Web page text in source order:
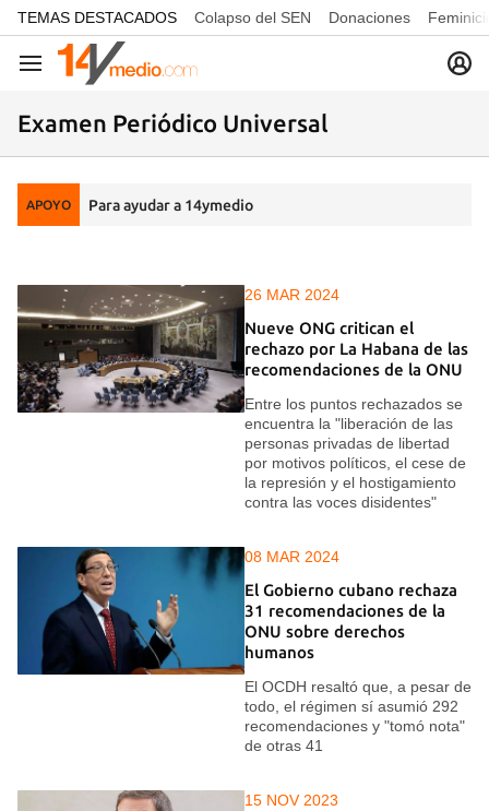
common.go-to-content
TEMAS DESTACADOS Colapso del SEN Donaciones
Navegación
Examen Periódico Universal
APOYO Para ayudar a 14ymedio
26 MAR 2024
Nueve ONG critican el
rechazo por La Habana de las
recomendaciones de la ONU
Entre los puntos rechazados se
encuentra la "liberación de las
personas privadas de libertad
por motivos políticos, el cese de
la represión y el hostigamiento
contra las voces disidentes"
08 MAR 2024
El Gobierno cubano rechaza
31 recomendaciones de la
ONU sobre derechos
humanos
El OCDH resaltó que, a pesar de
todo, el régimen sí asumió 292
recomendaciones y "tomó nota"
de otras 41
15 NOV 2023